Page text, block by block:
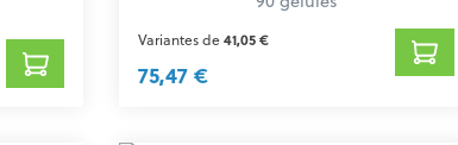
Variantes de41,05 €
75,47 €